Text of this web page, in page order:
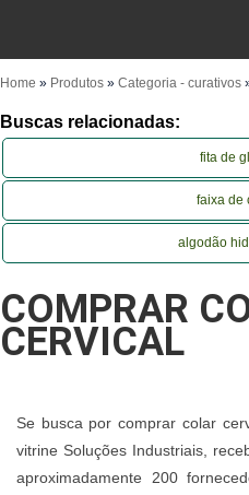
Home » Produtos » Categoria - curativos
Buscas relacionadas:
fita de
faixa de
algodão
COMPRAR
CERVICAL
Se busca por comprar colar
vitrine Soluções Industriais,
aproximadamente 200